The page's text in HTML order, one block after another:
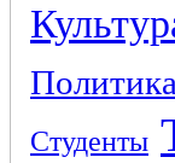
Политика
Студенты